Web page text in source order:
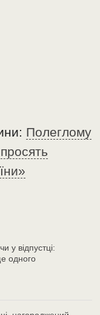
Полеглому
у відпустці:
одного